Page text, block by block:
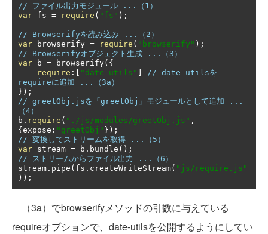
// ファイル出力モジュール ...（1）
var fs = require ( "fs" );
// Browserifyを読み込み ...（2）
var browserify = require ( "browserify" );
// Browserifyオブジェクト生成 ...（3）
var b = browserify({
require :[ "date-utils" ]
// date-utilsを
requireに追加 ...（3a）
});
// greetObj.jsを「greetObj」モジュールとして追加 ...
（4）
b . require ( "./js/modules/greetObj.js" ,
{expose : "greetObj" });
// 変換してストリームを取得 ...（5）
var stream = b . bundle ();
// ストリームからファイル出力 ...（6）
stream . pipe ( fs . createWriteStream( "js/require.js"
));
（3a）でbrowserifyメソッドの引数に与えている
requireオプションで、date-utilsを公開するようにしてい